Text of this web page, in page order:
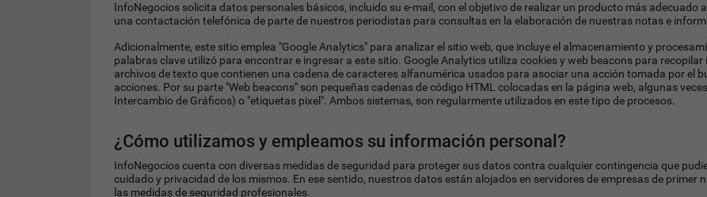
InfoNegocios solicita datos personales básicos, incluido su e-mail, con el objetivo de realizar un producto más adecuado
una contactación telefónica de parte de nuestros periodistas para consultas en la elaboración de nuestras notas e
Adicionalmente, este sitio emplea "Google Analytics" para analizar el sitio web, que incluye el almacenamiento y
palabras clave utilizó para encontrar e ingresar a este sitio. Google Analytics utiliza cookies y web beacons para
archivos de texto que contienen una cadena de caracteres alfanumérica usados para asociar una acción tomada por el
acciones. Por su parte "Web beacons" son pequeñas cadenas de código HTML colocadas en la página web, algunas
Intercambio de Gráficos) o "etiquetas pixel". Ambos sistemas, son regularmente utilizados en este tipo de procesos.
¿Cómo utilizamos y empleamos su información personal?
InfoNegocios cuenta con diversas medidas de seguridad para proteger sus datos contra cualquier contingencia que
cuidado y privacidad de los mismos. En ese sentido, nuestros datos están alojados en servidores de empresas de primer
las medidas de seguridad profesionales.